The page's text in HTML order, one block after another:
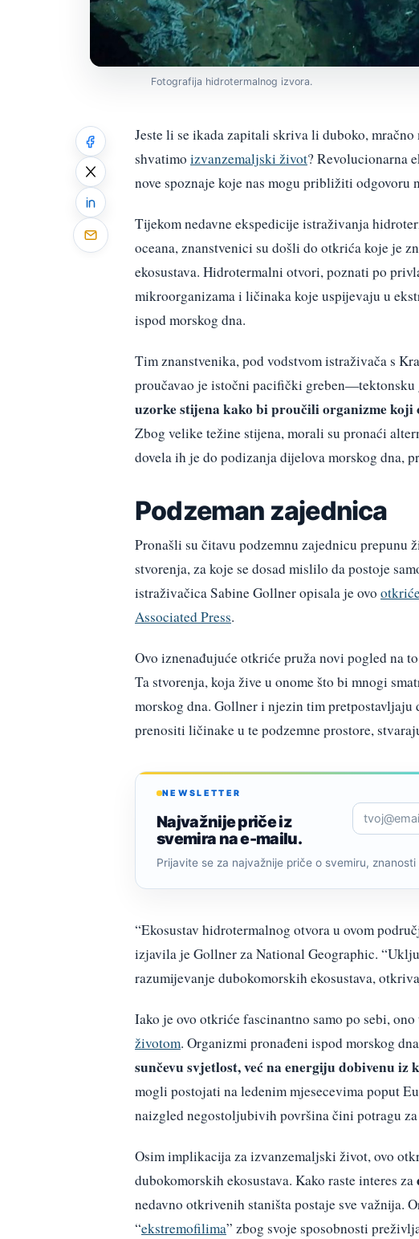
Fotografija hidrotermalnog izvora.
Jeste li se ikada zapitali skriva li duboko,
shvatimo izvanzemaljski život? Revolucionarna
nove spoznaje koje nas mogu približiti odgovoru
Tijekom nedavne ekspedicije istraživanja
oceana, znanstvenici su došli do otkrića koje je
ekosustava. Hidrotermalni otvori, poznati po
mikroorganizama i ličinaka koje uspijevaju u
ispod morskog dna.
Tim znanstvenika, pod vodstvom istraživača s
proučavao je istočni pacifički greben—tektonsku
uzorke stijena kako bi proučili organizme
Zbog velike težine stijena, morali su pronaći
dovela ih je do podizanja dijelova morskog dna,
Podzeman zajednica
Pronašli su čitavu podzemnu zajednicu prepunu
stvorenja, za koje se dosad mislilo da postoje
istraživačica Sabine Gollner opisala je ovo
Associated Press.
Ovo iznenađujuće otkriće pruža novi pogled na
Ta stvorenja, koja žive u onome što bi mnogi
morskog dna. Gollner i njezin tim
prenositi ličinake u te podzemne prostore,
NEWSLETTER
Najvažnije priče iz
svemira na e-mailu.
Prijavite se za najvažnije priče o svemiru, znanosti
“Ekosustav hidrotermalnog otvora u ovom
izjavila je Gollner za National Geographic.
razumijevanje dubokomorskih ekosustava,
Iako je ovo otkriće fascinantno samo po sebi,
životom. Organizmi pronađeni ispod morskog
sunčevu svjetlost, već na energiju dobivenu iz
mogli postojati na ledenim mjesecevima poput
naizgled negostoljubivih površina čini potragu
Osim implikacija za izvanzemaljski život, ovo
dubokomorskih ekosustava. Kako raste interes za
nedavno otkrivenih staništa postaje sve
“ekstremofilima” zbog svoje sposobnosti